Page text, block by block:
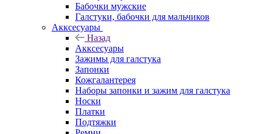
Бабочки мужские
Галстуки, бабочки для мальчиков
Акксесуары
Назад
Акксесуары
Зажимы для галстука
Запонки
Кожгалантерея
Наборы запонки и зажим для галстука
Носки
Платки
Подтяжки